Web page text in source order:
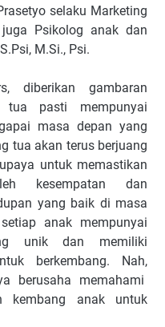
selaku Marketing
Psikolog anak dan
M.Si., Psi.
diberikan gambaran
tua pasti mempunyai
masa depan yang
tua akan terus berjuang
untuk memastikan
kesempatan dan
yang baik di masa
anak mempunyai
unik dan memiliki
berkembang. Nah,
berusaha memahami
kembang anak untuk